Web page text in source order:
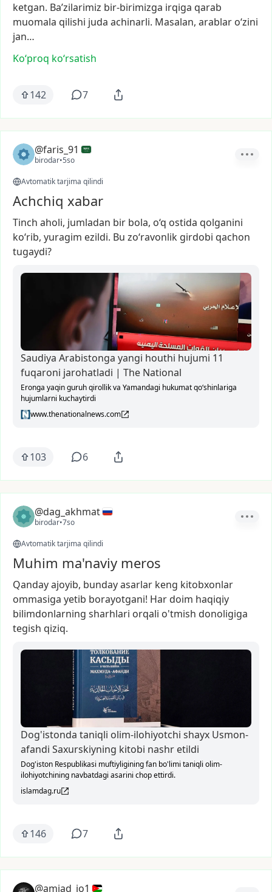
ketgan. Ba’zilarimiz bir-birimizga irqiga qarab
muomala qilishi juda achinarli. Masalan, arablar o‘zini
jan…
Ko‘proq koʻrsatish
142 7
@faris_91
birodar•5so
Avtomatik tarjima qilindi
Achchiq xabar
Tinch aholi, jumladan bir bola, o‘q ostida qolganini
ko‘rib, yuragim ezildi. Bu zo‘ravonlik girdobi qachon
tugaydi?
Saudiya Arabistonga yangi houthi hujumi 11
fuqaroni jarohatladi | The National
Eronga yaqin guruh qirollik va Yamandagi hukumat qo‘shinlariga
hujumlarni kuchaytirdi
www.thenationalnews.com
103 6
@dag_akhmat
birodar•7so
Avtomatik tarjima qilindi
Muhim ma'naviy meros
Qandayajoyib, bundayasarlar keng kitobxonlar
ommasiga yetib borayotgani! Har doim haqiqiy
bilimdonlarning sharhlari orqali o'tmish donoligiga
tegish qiziq.
Dog'istonda taniqli olim-ilohiyotchi shayx Usmon-
afandi Saxurskiyning kitobi nashr etildi
Dog'iston Respublikasi muftiyligining fan bo'limi taniqli olim-
ilohiyotchining navbatdagi asarini chop ettirdi.
islamdag.ru
146 7
@amjad_jo1